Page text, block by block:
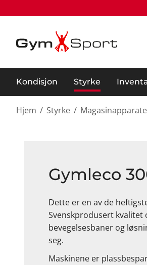
Kondisjon Styrke
/
Hjem /
Styrke
Gymleco
Dette er en av de
Svenskprodusert kvalitet
bevegelsesbaner og
seg.
Maskinene er